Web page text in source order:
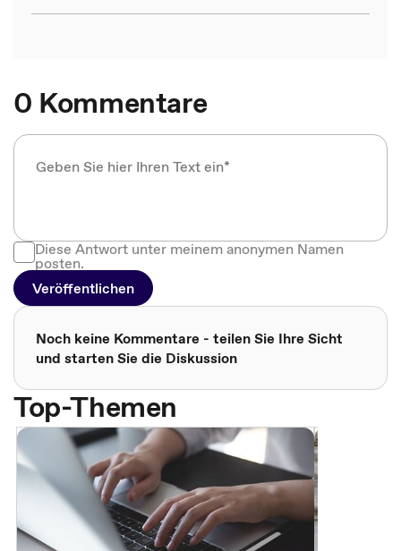
0 Kommentare
Diese Antwort unter meinem anonymen Namen
posten.
Veröffentlichen
Noch keine Kommentare - teilen Sie Ihre Sicht
und starten Sie die Diskussion
Top-Themen